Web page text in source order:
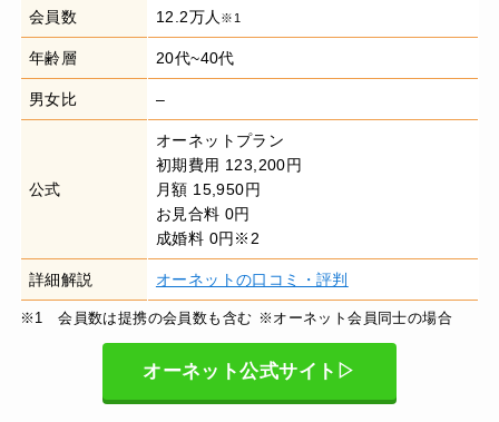
会員数 12.2万人 ※1
年齢層 20代~40代
男女比 –
公式
オーネットプラン
初期費用 123,200円
月額 15,950円
お見合料 0円
成婚料 0円※2
詳細解説 オーネットの口コミ・評判
※1 会員数は提携の会員数も含む ※オーネット会員同士の場合
オーネット公式サイト▷